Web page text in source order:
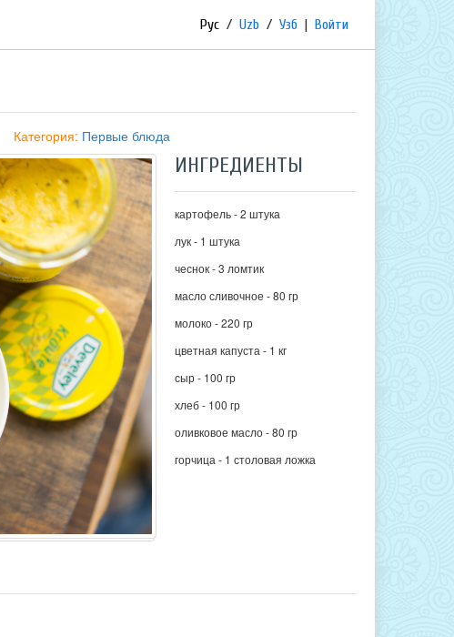
Рус / Uzb / Узб | Войти
Категория: Первые блюда
ИНГРЕДИЕНТЫ
картофель - 2 штука
лук - 1 штука
чеснок - 3 ломтик
масло сливочное - 80 гр
молоко - 220 гр
цветная капуста - 1 кг
сыр - 100 гр
хлеб - 100 гр
оливковое масло - 80 гр
горчица - 1 столовая ложка